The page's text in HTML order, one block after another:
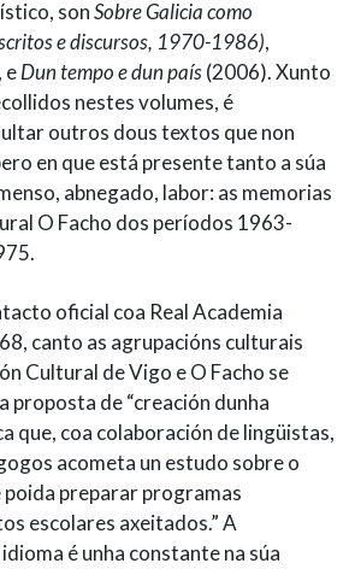
sonSobre Galicia como
e discursos, 1970-1986),
eDun tempo e dun país(2006). Xunto
nestes volumes, é
outros dous textos que non
en que está presente tanto a súa
abnegado, labor: as memorias
O Facho dos períodos 1963-
oficial coa Real Academia
canto as agrupacións culturais
Cultural de Vigo e O Facho se
proposta de “creación dunha
que, coa colaboración de lingüistas,
acometa un estudo sobre o
poida preparar programas
escolares axeitados.” A
é unha constante na súa